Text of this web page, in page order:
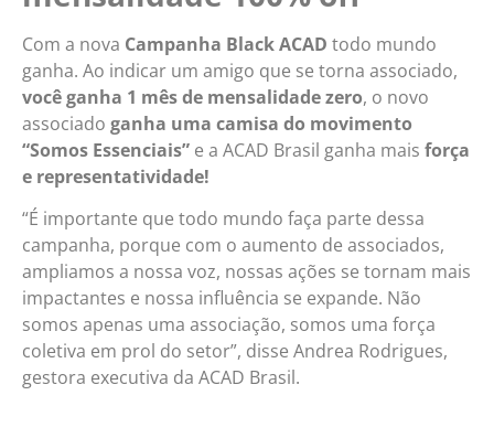
Com a nova Campanha Black ACAD todo mundo
ganha. Ao indicar um amigo que se torna associado,
você ganha 1 mês de mensalidade zero, o novo
associado ganha uma camisa do movimento
“Somos Essenciais” e a ACAD Brasil ganha mais força
e representatividade!
“É importante que todo mundo faça parte dessa
campanha, porque com o aumento de associados,
ampliamos a nossa voz, nossas ações se tornam mais
impactantes e nossa influência se expande. Não
somos apenas uma associação, somos uma força
coletiva em prol do setor”, disse Andrea Rodrigues,
gestora executiva da ACAD Brasil.